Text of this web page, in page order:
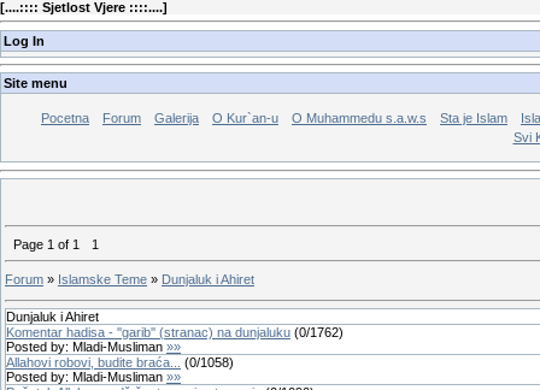
[....:::: Sjetlost Vjere ::::....]
Log In
Site menu
Pocetna Forum Galerija O Kur`an-u O Muhammedu s.a.w.s Sta je Islam
Svi
Page 1 of 1 1
Forum » Islamske Teme » Dunjaluk i Ahiret
Dunjaluk i Ahiret
Komentar hadisa - ''garib'' (stranac) na dunjaluku (0/1762)
Posted by: Mladi-Musliman »»
Allahovi robovi, budite braća...
(0/1058)
Posted by: Mladi-Musliman »»